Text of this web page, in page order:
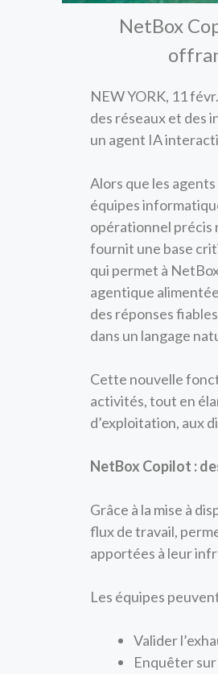
NetBox
NEW YORK, 11
des réseaux et des
un agent IA
Alors que les
équipes
opérationnel précis
fournit une base
qui permet à
agentique
des réponses
dans un langage
Cette nouvelle
activités, tout en
d’exploitation, aux
NetBox Copilot :
Grâce à la mise à
flux de travail,
apportées à leur
Les équipes
Valider
Enquêter